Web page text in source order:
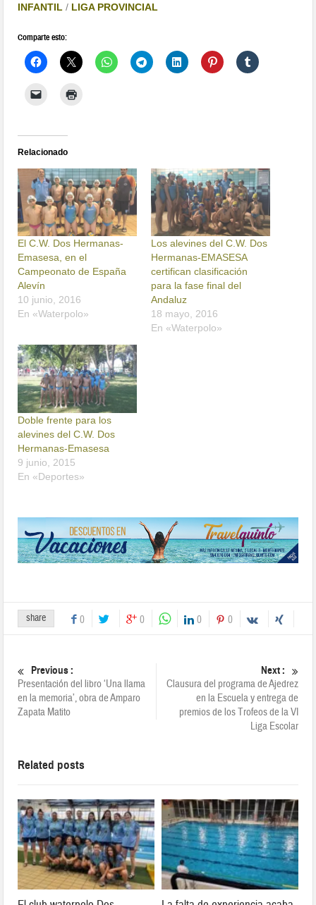
INFANTIL / LIGA PROVINCIAL
Comparte esto:
Relacionado
El C.W. Dos Hermanas-
Emasesa, en el
Campeonato de España
Alevín
10 junio, 2016
En «Waterpolo»
Los alevines del C.W. Dos
Hermanas-EMASESA
certifican clasificación
para la fase final del
Andaluz
18 mayo, 2016
En «Waterpolo»
Doble frente para los
alevines del C.W. Dos
Hermanas-Emasesa
9 junio, 2015
En «Deportes»
share 0 0 0 0
Previous :
Presentación del libro ‘Una llama
en la memoria’, obra de Amparo
Zapata Matito
Next :
Clausura del programa de Ajedrez
en la Escuela y entrega de
premios de los Trofeos de la VI
Liga Escolar
Related posts